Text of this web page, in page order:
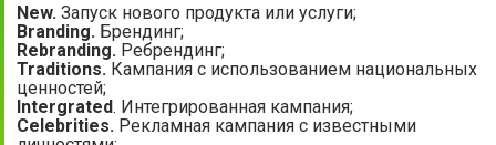
New. Запуск нового продукта или услуги;
Branding. Брендинг;
Rebranding. Ребрендинг;
Traditions. Кампания с использованием национальных
ценностей;
Intergrated. Интегрированная кампания;
Celebrities. Рекламная кампания с известными